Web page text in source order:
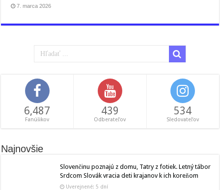
7. marca 2026
6,487
Fanúšikov
439
Odberateľov
534
Sledovateľov
Najnovšie
Slovenčinu poznajú z domu, Tatry z fotiek. Letný tábor
Srdcom Slovák vracia deti krajanov k ich koreňom
Uverejnené: 5 dní